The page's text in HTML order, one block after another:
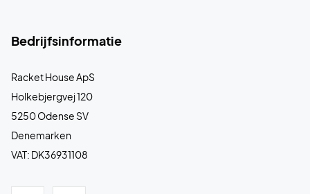
Bedrijfsinformatie
Racket House ApS
Holkebjergvej 120
5250 Odense SV
Denemarken
VAT: DK36931108